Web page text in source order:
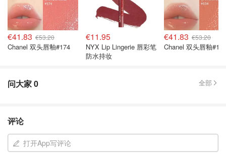
€41.83 €53.20
Chanel 双头唇釉#174
€11.95
NYX Lip Lingerie 唇彩笔
防水持妆
€41.83 €53.20
Chanel 双头唇釉#154
问大家0 全部
评论
打开App写评论